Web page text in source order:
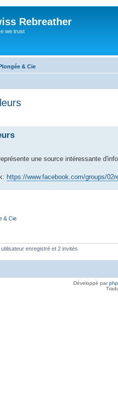
Rebreather
we trust
& Cie
une source intéressante
https://www.facebook.com/groups/
& Cie
enregistré et 2 invités
Développé par